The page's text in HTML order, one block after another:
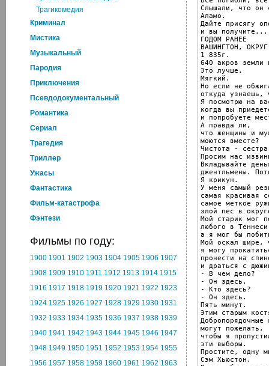
Трагикомедия
Криминал
Мистика
Музыкальный
Пародия
Приключения
Псевдодокументальный
Романтика
Cериал
Трагедия
Триллер
Ужасы
Фантастика
Фильм-катастрофа
Фэнтези
Фильмы по году:
1900 1901 1902 1903 1904 1905 1906 1907
1908 1909 1910 1911 1912 1913 1914 1915
1916 1917 1918 1919 1920 1921 1922 1923
1924 1925 1926 1927 1928 1929 1930 1931
1932 1933 1934 1935 1936 1937 1938 1939
1940 1941 1942 1943 1944 1945 1946 1947
1948 1949 1950 1951 1952 1953 1954 1955
1956 1957 1958 1959 1960 1961 1962 1963
Слышали, что он
Аламо.
Дайте присягу
и вы получите...
ГОДОМ РАНЕЕ
ВАШИНГТОН,
1 835г.
640 акров земли
Это лучше.
Мягкий.
Но если не
откуда узнаешь,
Я посмотрю на
когда вы
и попробуете
А правда ли,
что женщины и
моются вместе?
Чистота -
Просим нас
Вкладывайте
джентльмены.
Я крикун.
У меня самый
самая красивая
самое меткое
злой пес в
Мой старик мог
любого в
а я мог бы
Мой оскал шире,
я могу
пронести на
и драться с
- В чем дело?
- Он здесь.
- Кто здесь?
- Он здесь.
Пять минут.
Этим старым
Добропорядочные
могут пожелать,
чтобы я
эти выборы.
Простите, одну
Сэм Хьюстон.